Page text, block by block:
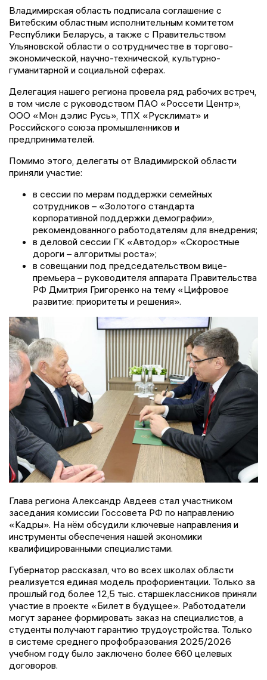
Владимирская область подписала соглашение с
Витебским областным исполнительным комитетом
Республики Беларусь, а также с Правительством
Ульяновской области о сотрудничестве в торгово-
экономической, научно-технической, культурно-
гуманитарной и социальной сферах.
Делегация нашего региона провела ряд рабочих встреч,
в том числе с руководством ПАО «Россети Центр»,
ООО «Мон дэлис Русь», ТПХ «Русклимат» и
Российского союза промышленников и
предпринимателей.
Помимо этого, делегаты от Владимирской области
приняли участие:
в сессии по мерам поддержки семейных
сотрудников – «Золотого стандарта
корпоративной поддержки демографии»,
рекомендованного работодателям для внедрения;
в деловой сессии ГК «Автодор» «Скоростные
дороги – алгоритмы роста»;
в совещании под председательством вице-
премьера – руководителя аппарата Правительства
РФ Дмитрия Григоренко на тему «Цифровое
развитие: приоритеты и решения».
Глава региона Александр Авдеев стал участником
заседания комиссии Госсовета РФ по направлению
«Кадры». На нём обсудили ключевые направления и
инструменты обеспечения нашей экономики
квалифицированными специалистами.
Губернатор рассказал, что во всех школах области
реализуется единая модель профориентации. Только за
прошлый год более 12,5 тыс. старшеклассников приняли
участие в проекте «Билет в будущее». Работодатели
могут заранее формировать заказ на специалистов, а
студенты получают гарантию трудоустройства. Только
в системе среднего профобразования 2025/2026
учебном году было заключено более 660 целевых
договоров.